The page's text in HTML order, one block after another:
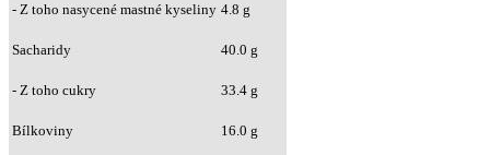
- Z toho nasycené mastné kyseliny 4.8 g
Sacharidy 40.0 g
- Z toho cukry 33.4 g
Bílkoviny 16.0 g